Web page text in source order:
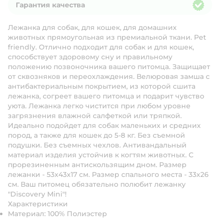
Гарантия качества
Лежанка для собак, для кошек, для домашних
животных прямоугольная из премиальной ткани. Pet
friendly. Отлично подходит для собак и для кошек,
способствует здоровому сну и правильному
положению позвоночника вашего питомца. Защищает
от сквозняков и переохлаждения. Велюровая замша с
антибактериальным покрытием, из которой сшита
лежанка, согреет вашего питомца и подарит чувство
уюта. Лежанка легко чистится при любом уровне
загрязнения влажной салфеткой или тряпкой.
Идеально подойдет для собак маленьких и средних
пород, а также для кошек до 5-8 кг. Без съемной
подушки. Без съемных чехлов. Антивандальный
материал изделия устойчив к когтям животных. С
прорезиненным антискользящим дном. Размер
лежанки - 53x43x17 см. Размер спального места - 33х26
см. Ваш питомец обязательно полюбит лежанку
"Discovery Mini"!
Характеристики
Материал: 100% Полиэстер